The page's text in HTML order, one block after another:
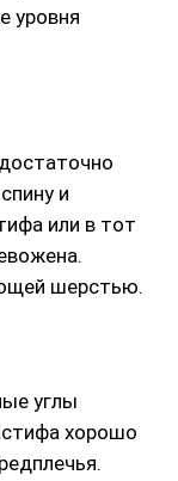
уровня
и
или в тот
шерстью.
углы
хорошо